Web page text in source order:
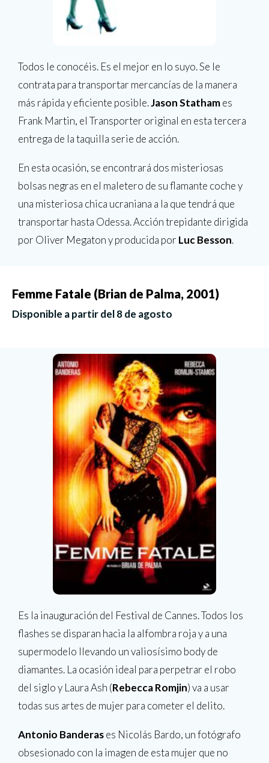
Todos le conocéis. Es el mejor en lo suyo. Se le
contrata para transportar mercancías de la manera
más rápida y eficiente posible.Jason Stathames
Frank Martin, el Transporter original en esta tercera
entrega de la taquilla serie de acción.
En esta ocasión, se encontrará dos misteriosas
bolsas negras en el maletero de su flamante coche y
una misteriosa chica ucraniana a la que tendrá que
transportar hasta Odessa. Acción trepidante dirigida
por Oliver Megaton y producida por Luc Besson.
Femme Fatale (Brian de Palma, 2001)
Disponible a partir del 8 de agosto
Es la inauguración del Festival de Cannes. Todos los
flashes se disparan hacia la alfombra roja y a una
supermodelo llevando un valiosísimo body de
diamantes. La ocasión ideal para perpetrar el robo
del siglo y Laura Ash (Rebecca Romjin) va a usar
todas sus artes de mujer para cometer el delito.
Antonio Banderases Nicolás Bardo, un fotógrafo
obsesionado con la imagen de esta mujer que no